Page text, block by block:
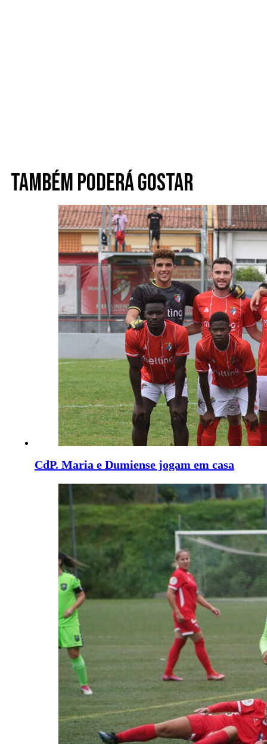
Também poderá gostar
CdP. Maria e Dumiense jogam em casa